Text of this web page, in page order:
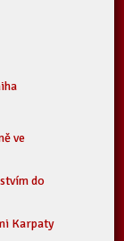
ve
do
Karpaty